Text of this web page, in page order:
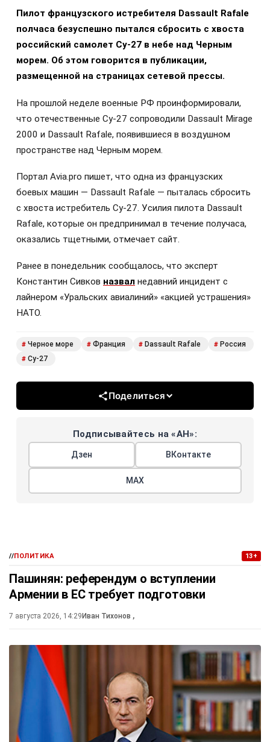
Пилот французского истребителя Dassault Rafale
полчаса безуспешно пытался сбросить с хвоста
российский самолет Су-27 в небе над Черным
морем. Об этом говорится в публикации,
размещенной на страницах сетевой прессы.
На прошлой неделе военные РФ проинформировали,
что отечественные Су-27 сопроводили Dassault Mirage
2000 и Dassault Rafale, появившиеся в воздушном
пространстве над Черным морем.
Портал Avia.pro пишет, что одна из французских
боевых машин — Dassault Rafale — пыталась сбросить
с хвоста истребитель Су-27. Усилия пилота Dassault
Rafale, которые он предпринимал в течение получаса,
оказались тщетными, отмечает сайт.
Ранее в понедельник сообщалось, что эксперт
Константин Сивков назвал недавний инцидент с
лайнером «Уральских авиалиний» «акцией устрашения»
НАТО.
# Черное море # Франция # Dassault Rafale # Россия
# Су-27
Поделиться
Подписывайтесь на «АН»:
Дзен ВКонтакте
МАХ
//ПОЛИТИКА 13+
Пашинян: референдум о вступлении
Армении в ЕС требует подготовки
7 августа 2026, 14:29 Иван Тихонов ,